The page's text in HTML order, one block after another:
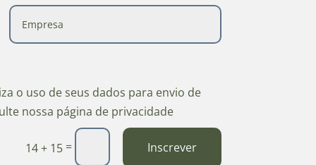
o uso de seus dados para envio de
nossa página de privacidade
14 + 15= Inscrever